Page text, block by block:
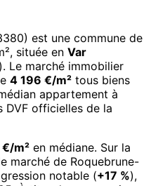
est une commune de
située en Var
Le marché immobilier
4 196 €/m² tous biens
appartement à
DVF officielles de la
m² en médiane. Sur la
marché de Roquebrune-
notable (+17 %),